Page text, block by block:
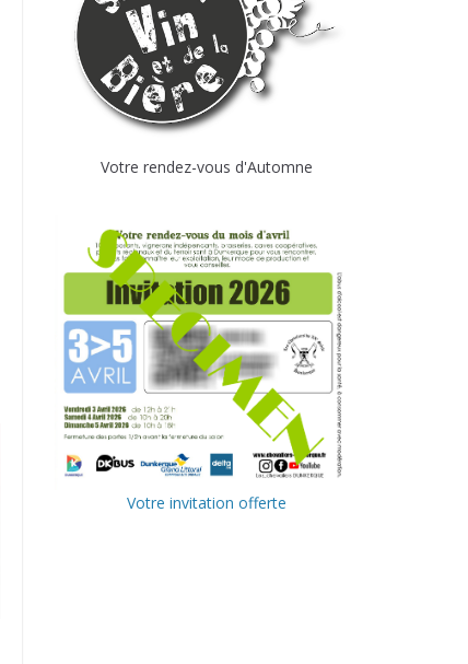
Votre rendez-vous d'Automne
Votre invitation offerte